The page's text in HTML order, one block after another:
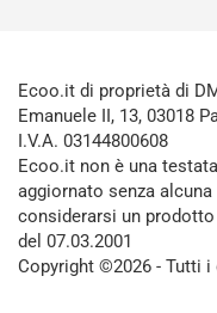
Ecoo.it di proprietà di
Emanuele II, 13, 03018
I.V.A. 03144800608
Ecoo.it non è una
aggiornato senza
considerarsi un
del 07.03.2001
Copyright ©2026 - Tutti